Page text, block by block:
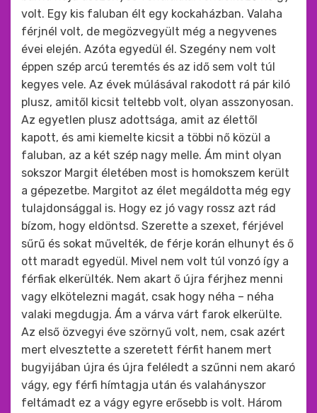
volt. Egy kis faluban élt egy kockaházban. Valaha
férjnél volt, de megözvegyült még a negyvenes
évei elején. Azóta egyedül él. Szegény nem volt
éppen szép arcú teremtés és az idő sem volt túl
kegyes vele. Az évek múlásával rakodott rá pár kiló
plusz, amitől kicsit teltebb volt, olyan asszonyosan.
Az egyetlen plusz adottsága, amit az élettől
kapott, és ami kiemelte kicsit a többi nő közül a
faluban, az a két szép nagy melle. Ám mint olyan
sokszor Margit életében most is homokszem került
a gépezetbe. Margitot az élet megáldotta még egy
tulajdonsággal is. Hogy ez jó vagy rossz azt rád
bízom, hogy eldöntsd. Szerette a szexet, férjével
sűrű és sokat művelték, de férje korán elhunyt és ő
ott maradt egyedül. Mivel nem volt túl vonzó így a
férfiak elkerülték. Nem akart ő újra férjhez menni
vagy elkötelezni magát, csak hogy néha – néha
valaki megdugja. Ám a várva várt farok elkerülte.
Az első özvegyi éve szörnyű volt, nem, csak azért
mert elvesztette a szeretett férfit hanem mert
bugyijában újra és újra feléledt a szűnni nem akaró
vágy, egy férfi hímtagja után és valahányszor
feltámadt ez a vágy egyre erősebb is volt. Három